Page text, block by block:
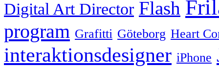
Digital Art Director Flash
program Grafitti Göteborg Heart
interaktionsdesigner iPhone